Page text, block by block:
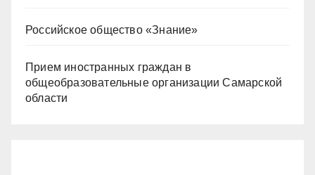
Российское общество «Знание»
Прием иностранных граждан в
общеобразовательные организации Самарской
области